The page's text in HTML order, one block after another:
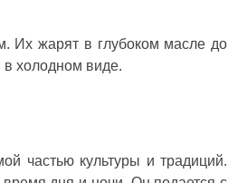
Их жарят в глубоком масле до
в холодном виде.
частью культуры и традиций.